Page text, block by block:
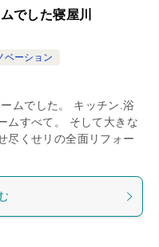
でした寝屋川
ベーション
ムでした。 キッチン.浴
ムすべて。 そして大きな
尽くせリの全面リフォー